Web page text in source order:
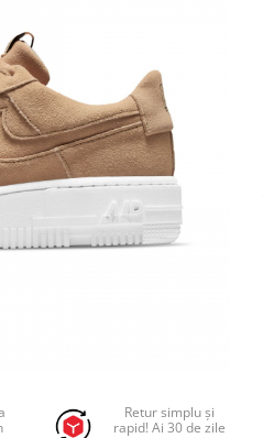
Retur simplu și
rapid! Ai 30 de zile